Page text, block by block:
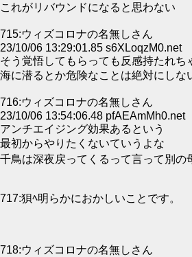
これがリバウンドになると思わない
715:ウィズコロナの名無しさん
23/10/06 13:29:01.85 s6XLoqzM0.net
そう覚悟してもらっても反感持たれち
海に潜るとか危険なことは絶対にしな
716:ウィズコロナの名無しさん
23/10/06 13:54:06.48 pfAEAmMh0.net
アンチエイジング効果あるという
最初からやりたくないていうよな
千鳥は深夜戻ってくるって言って別
717:狽ﾍ明らかにおかしいことです。
718:ウィズコロナの名無しさん